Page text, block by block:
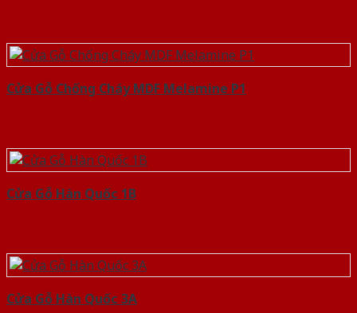
Cửa Gỗ Chống Cháy MDF Melamine P1
Cửa Gỗ Hàn Quốc 1B
Cửa Gỗ Hàn Quốc 3A